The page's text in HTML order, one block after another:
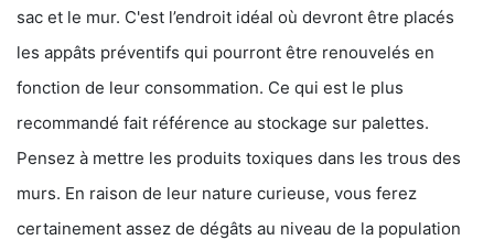
sac et le mur. C'est l’endroit idéal où devront être placés
les appâts préventifs qui pourront être renouvelés en
fonction de leur consommation. Ce qui est le plus
recommandé fait référence au stockage sur palettes.
Pensez à mettre les produits toxiques dans les trous des
murs. En raison de leur nature curieuse, vous ferez
certainement assez de dégâts au niveau de la population